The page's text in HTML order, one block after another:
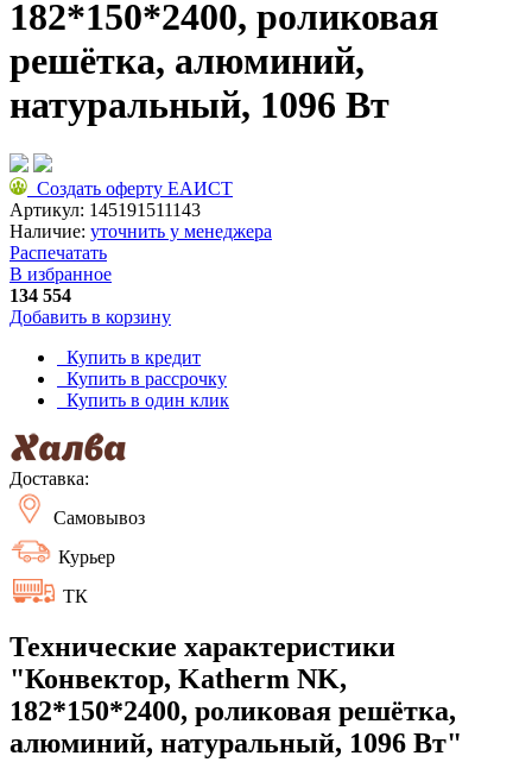
182*150*2400, роликовая
решётка, алюминий,
натуральный, 1096 Вт
Создать оферту ЕАИСТ
Артикул: 145191511143
Наличие: уточнить у менеджера
Распечатать
В избранное
134 554
Добавить в корзину
Купить в кредит
Купить в рассрочку
Купить в один клик
Доставка:
Самовывоз
Курьер
ТК
Технические характеристики
"Конвектор, Katherm NK,
182*150*2400, роликовая решётка,
алюминий, натуральный, 1096 Вт"